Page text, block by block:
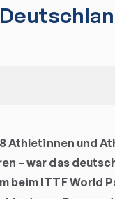
Athletinnen und
– war das
beim ITTF World